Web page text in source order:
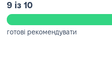
9 із 10
готові рекомендувати